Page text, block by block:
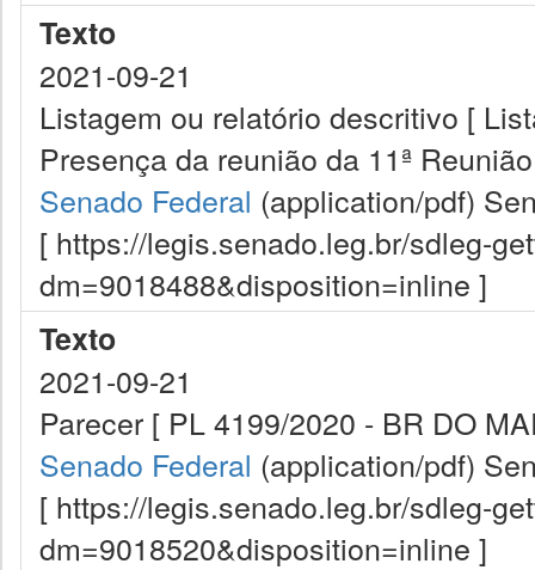
Texto
2021-09-21
Listagem ou relatório descritivo [
Presença da reunião da 11ª
Senado Federal (application/pdf)
[ https://legis.senado.leg.br/sdleg-
dm=9018488&disposition=inline ]
Texto
2021-09-21
Parecer [ PL 4199/2020 - BR DO
Senado Federal (application/pdf)
[ https://legis.senado.leg.br/sdleg-
dm=9018520&disposition=inline ]